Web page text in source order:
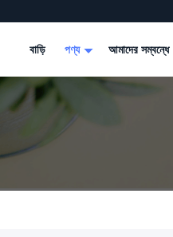
বাড়ি পণ্য আমাদের সম্বন্ধে